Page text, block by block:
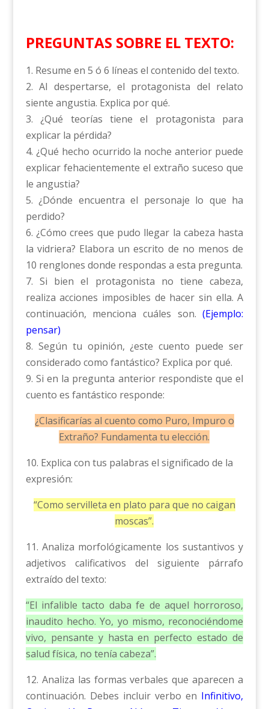
PREGUNTAS SOBRE EL TEXTO:
1. Resume en 5 ó 6 líneas el contenido del texto.
2. Al despertarse, el protagonista del relato
siente angustia. Explica por qué.
3. ¿Qué teorías tiene el protagonista para
explicar la pérdida?
4. ¿Qué hecho ocurrido la noche anterior puede
explicar fehacientemente el extraño suceso que
le angustia?
5. ¿Dónde encuentra el personaje lo que ha
perdido?
6. ¿Cómo crees que pudo llegar la cabeza hasta
la vidriera? Elabora un escrito de no menos de
10 renglones donde respondas a esta pregunta.
7. Si bien el protagonista no tiene cabeza,
realiza acciones imposibles de hacer sin ella. A
continuación, menciona cuáles son.(Ejemplo:
pensar)
8. Según tu opinión, ¿este cuento puede ser
considerado como fantástico? Explica por qué.
9. Si en la pregunta anterior respondiste que el
cuento es fantástico responde:
¿Clasificarías al cuento como Puro, Impuro o
Extraño? Fundamenta tu elección.
10. Explica con tus palabras el significado de la
expresión:
“Como servilleta en plato para que no caigan
moscas”.
11. Analiza morfológicamente los sustantivos y
adjetivos calificativos del siguiente párrafo
extraído del texto:
“El infalible tacto daba fe de aquel horroroso,
inaudito hecho. Yo, yo mismo, reconociéndome
vivo, pensante y hasta en perfecto estado de
salud física, no tenía cabeza”.
12. Analiza las formas verbales que aparecen a
continuación. Debes incluir verbo en Infinitivo,